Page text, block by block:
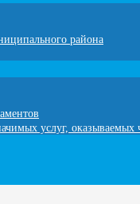
района
услуг,